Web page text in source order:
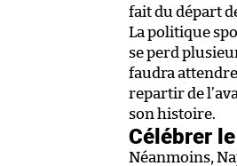
fait du départ
La politique
se perd
faudra
repartir de
son histoire.
Célébrer
Néanmoins,